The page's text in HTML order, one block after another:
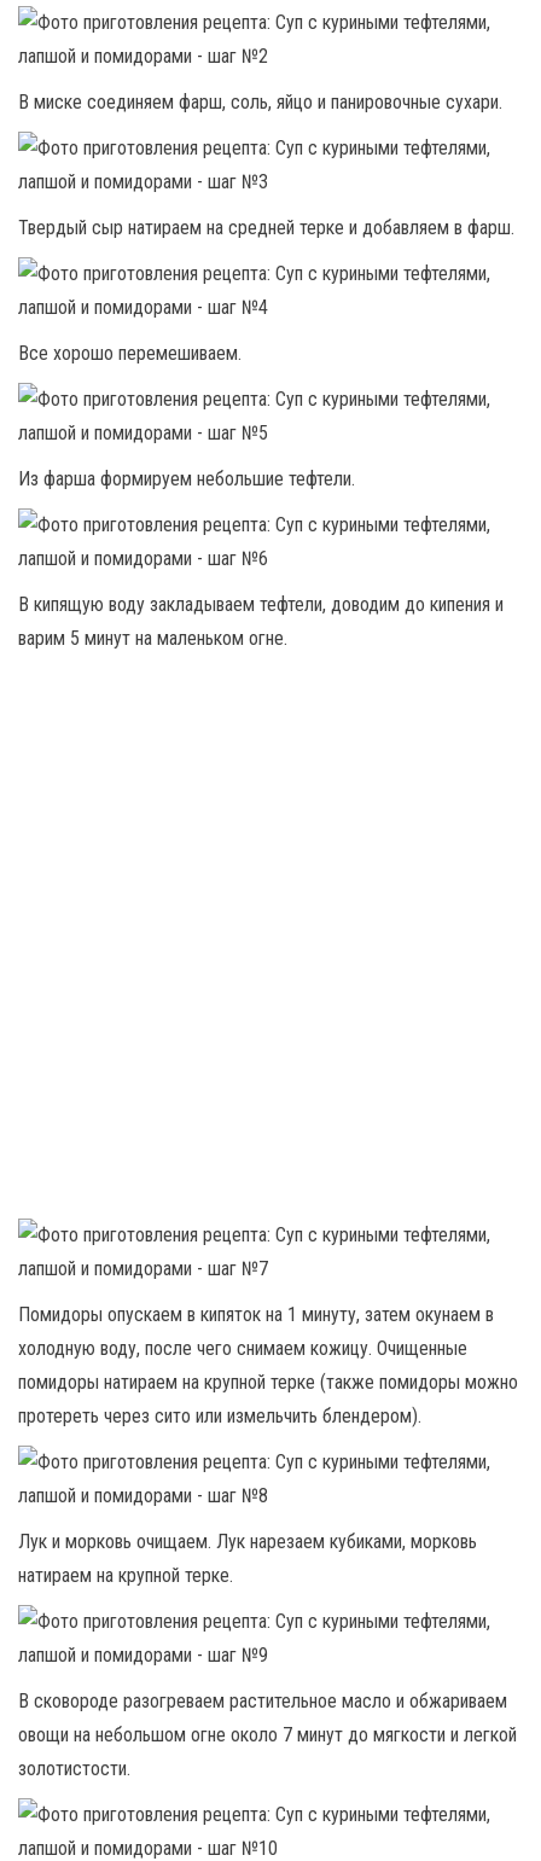
В миске соединяем фарш, соль, яйцо и панировочные сухари.
Твердый сыр натираем на средней терке и добавляем в фарш.
Все хорошо перемешиваем.
Из фарша формируем небольшие тефтели.
В кипящую воду закладываем тефтели, доводим до кипения и
варим 5 минут на маленьком огне.
Помидоры опускаем в кипяток на 1 минуту, затем окунаем в
холодную воду, после чего снимаем кожицу. Очищенные
помидоры натираем на крупной терке (также помидоры можно
протереть через сито или измельчить блендером).
Лук и морковь очищаем. Лук нарезаем кубиками, морковь
натираем на крупной терке.
В сковороде разогреваем растительное масло и обжариваем
овощи на небольшом огне около 7 минут до мягкости и легкой
золотистости.